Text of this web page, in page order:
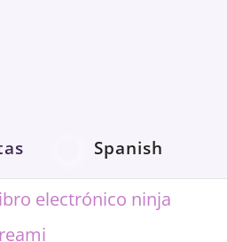
Spanish